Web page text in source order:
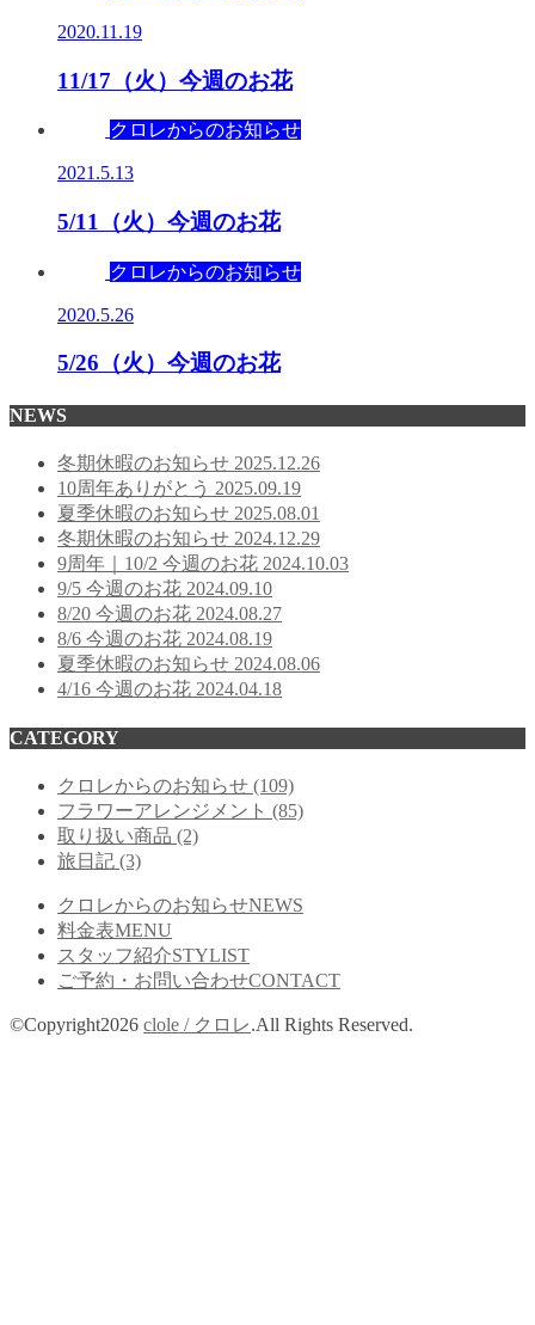
2020.11.19
11/17（火）今週のお花
クロレからのお知らせ
2021.5.13
5/11（火）今週のお花
クロレからのお知らせ
2020.5.26
5/26（火）今週のお花
NEWS
冬期休暇のお知らせ 2025.12.26
10周年ありがとう 2025.09.19
夏季休暇のお知らせ 2025.08.01
冬期休暇のお知らせ 2024.12.29
9周年｜10/2 今週のお花 2024.10.03
9/5 今週のお花 2024.09.10
8/20 今週のお花 2024.08.27
8/6 今週のお花 2024.08.19
夏季休暇のお知らせ 2024.08.06
4/16 今週のお花 2024.04.18
CATEGORY
クロレからのお知らせ (109)
フラワーアレンジメント (85)
取り扱い商品 (2)
旅日記 (3)
クロレからのお知らせNEWS
料金表MENU
スタッフ紹介STYLIST
ご予約・お問い合わせCONTACT
©Copyright2026 clole / クロレ.All Rights Reserved.